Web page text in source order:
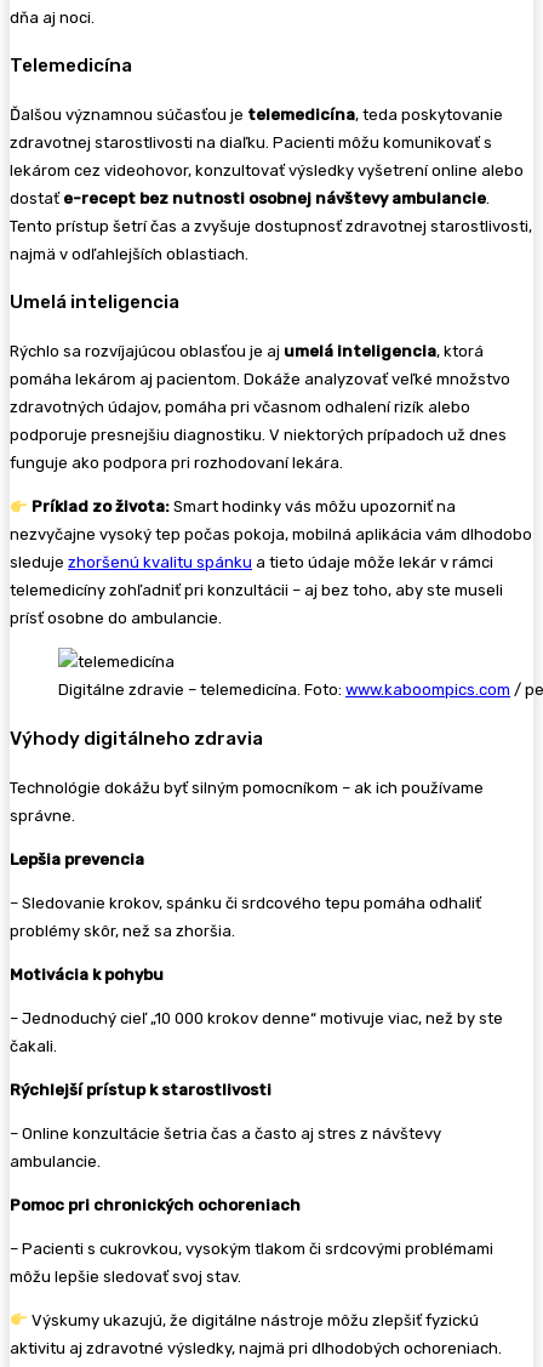
dňa aj noci.
Telemedicína
Ďalšou významnou súčasťou je telemedicína, teda poskytovanie
zdravotnej starostlivosti na diaľku. Pacienti môžu komunikovať s
lekárom cez videohovor, konzultovať výsledky vyšetrení online alebo
dostať e-recept bez nutnosti osobnej návštevy ambulancie.
Tento prístup šetrí čas a zvyšuje dostupnosť zdravotnej starostlivosti,
najmä v odľahlejších oblastiach.
Umelá inteligencia
Rýchlo sa rozvíjajúcou oblasťou je aj umelá inteligencia, ktorá
pomáha lekárom aj pacientom. Dokáže analyzovať veľké množstvo
zdravotných údajov, pomáha pri včasnom odhalení rizík alebo
podporuje presnejšiu diagnostiku. V niektorých prípadoch už dnes
funguje ako podpora pri rozhodovaní lekára.
Príklad zo života:Smart hodinky vás môžu upozorniť na
nezvyčajne vysoký tep počas pokoja, mobilná aplikácia vám dlhodobo
sleduje zhoršenú kvalitu spánku a tieto údaje môže lekár v rámci
telemedicíny zohľadniť pri konzultácii – aj bez toho, aby ste museli
prísť osobne do ambulancie.
Digitálne zdravie – telemedicína. Foto: www.kaboompics.com /
Výhody digitálneho zdravia
Technológie dokážu byť silným pomocníkom – ak ich používame
správne.
Lepšia prevencia
– Sledovanie krokov, spánku či srdcového tepu pomáha odhaliť
problémy skôr, než sa zhoršia.
Motivácia k pohybu
– Jednoduchý cieľ „10 000 krokov denne“ motivuje viac, než by ste
čakali.
Rýchlejší prístup k starostlivosti
– Online konzultácie šetria čas a často aj stres z návštevy
ambulancie.
Pomoc pri chronických ochoreniach
– Pacienti s cukrovkou, vysokým tlakom či srdcovými problémami
môžu lepšie sledovať svoj stav.
Výskumy ukazujú, že digitálne nástroje môžu zlepšiť fyzickú
aktivitu aj zdravotné výsledky, najmä pri dlhodobých ochoreniach.